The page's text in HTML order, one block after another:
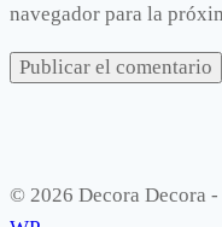
navegador para la
© 2026 Decora Decora -